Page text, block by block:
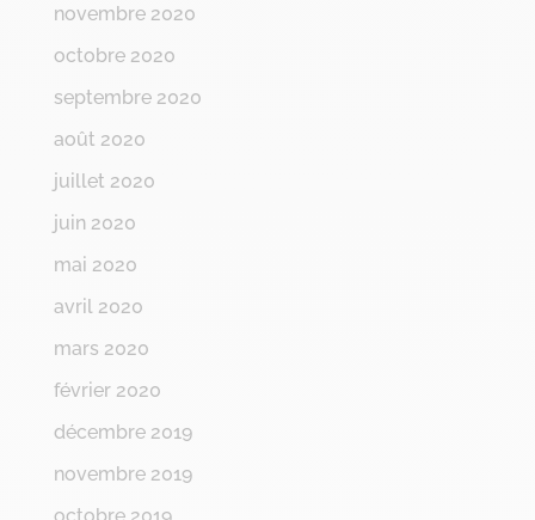
novembre 2020
octobre 2020
septembre 2020
août 2020
juillet 2020
juin 2020
mai 2020
avril 2020
mars 2020
février 2020
décembre 2019
novembre 2019